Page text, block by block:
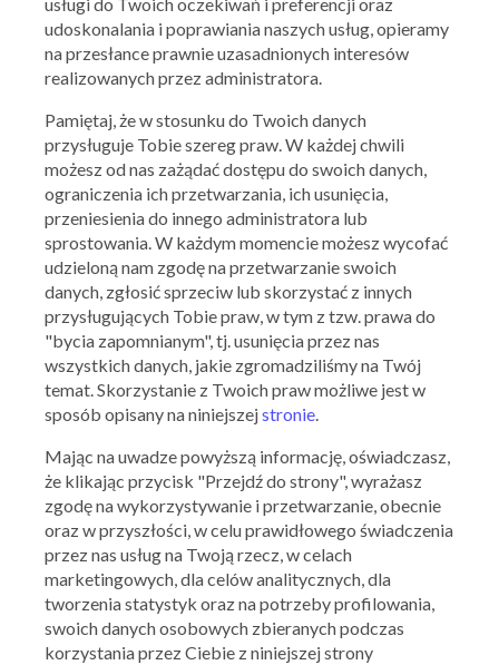
Ważna: 28.07.2026 - 08.08.2026
udoskonalania i poprawiania naszych usług, opieramy
na przesłance prawnie uzasadnionych interesów
realizowanych przez administratora.
Pamiętaj, że w stosunku do Twoich danych
przysługuje Tobie szereg praw. W każdej chwili
możesz od nas zażądać dostępu do swoich danych,
ograniczenia ich przetwarzania, ich usunięcia,
przeniesienia do innego administratora lub
sprostowania. W każdym momencie możesz wycofać
udzieloną nam zgodę na przetwarzanie swoich
danych, zgłosić sprzeciw lub skorzystać z innych
przysługujących Tobie praw, w tym z tzw. prawa do
"bycia zapomnianym", tj. usunięcia przez nas
wszystkich danych, jakie zgromadziliśmy na Twój
temat. Skorzystanie z Twoich praw możliwe jest w
sposób opisany na niniejszejstronie.
Mając na uwadze powyższą informację, oświadczasz,
że klikając przycisk "Przejdź do strony", wyrażasz
zgodę na wykorzystywanie i przetwarzanie, obecnie
oraz w przyszłości, w celu prawidłowego świadczenia
przez nas usług na Twoją rzecz, w celach
marketingowych, dla celów analitycznych, dla
tworzenia statystyk oraz na potrzeby profilowania,
swoich danych osobowych zbieranych podczas
korzystania przez Ciebie z niniejszej strony